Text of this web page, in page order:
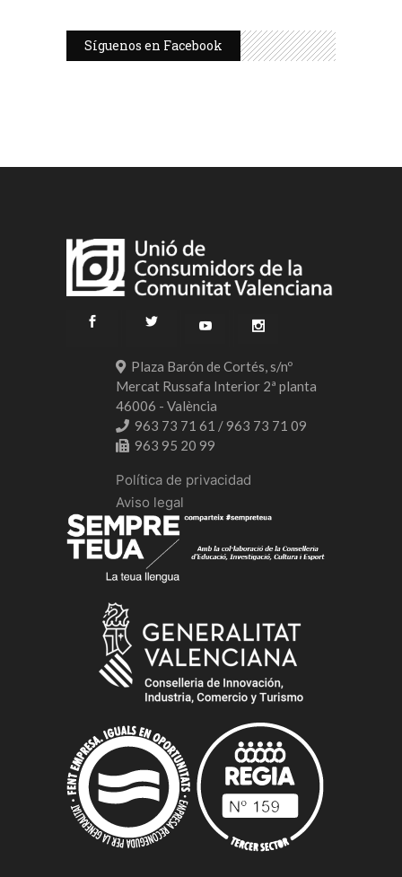
Síguenos en Facebook
Plaza Barón de Cortés, s/nº
Mercat Russafa Interior 2ª planta
46006 - València
963 73 71 61 / 963 73 71 09
963 95 20 99
Política de privacidad
Aviso legal